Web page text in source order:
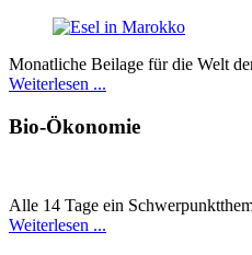
Monatliche Beilage für die Welt
Weiterlesen ...
Bio-Ökonomie
Alle 14 Tage ein
Weiterlesen ...